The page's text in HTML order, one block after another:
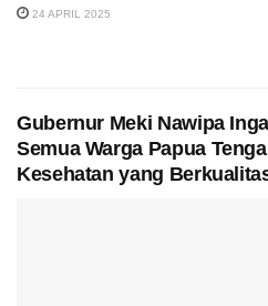
24 APRIL 2025
Gubernur Meki Nawipa
Semua Warga Papua
Kesehatan yang